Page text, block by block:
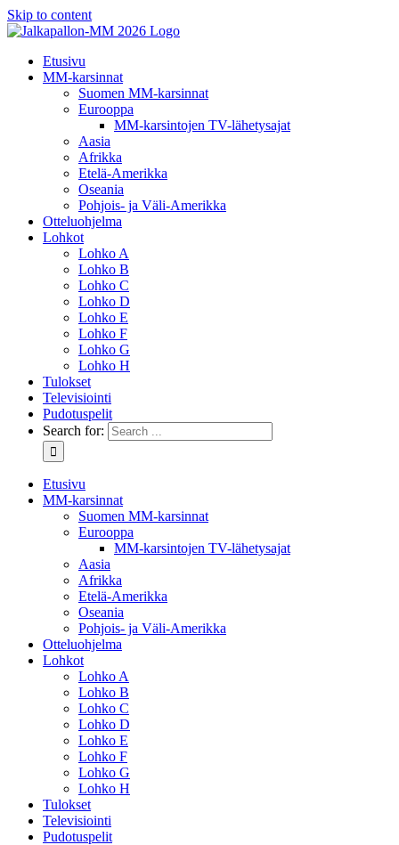
Skip to content
Etusivu
MM-karsinnat
Suomen MM-karsinnat
Eurooppa
MM-karsintojen TV-lähetysajat
Aasia
Afrikka
Etelä-Amerikka
Oseania
Pohjois- ja Väli-Amerikka
Otteluohjelma
Lohkot
Lohko A
Lohko B
Lohko C
Lohko D
Lohko E
Lohko F
Lohko G
Lohko H
Tulokset
Televisiointi
Pudotuspelit
Search for:
Etusivu
MM-karsinnat
Suomen MM-karsinnat
Eurooppa
MM-karsintojen TV-lähetysajat
Aasia
Afrikka
Etelä-Amerikka
Oseania
Pohjois- ja Väli-Amerikka
Otteluohjelma
Lohkot
Lohko A
Lohko B
Lohko C
Lohko D
Lohko E
Lohko F
Lohko G
Lohko H
Tulokset
Televisiointi
Pudotuspelit